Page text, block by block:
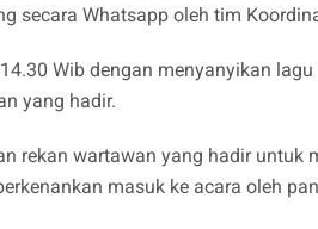
secara Whatsapp oleh tim
Wib dengan menyanyikan
yang hadir.
rekan wartawan yang hadir untuk
masuk ke acara oleh